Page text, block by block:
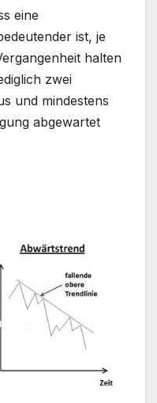
eine
ist, je
halten
zwei
und mindestens
abgewartet